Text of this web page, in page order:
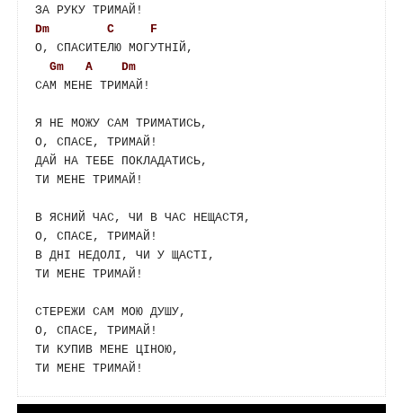
Dm
C
F
О, СПАСИТЕЛЮ МОГУТНІЙ,
Gm
A
Dm
САМ МЕНЕ ТРИМАЙ!
Я НЕ МОЖУ САМ ТРИМАТИСЬ,
О, СПАСЕ, ТРИМАЙ!
ДАЙ НА ТЕБЕ ПОКЛАДАТИСЬ,
ТИ МЕНЕ ТРИМАЙ!
В ЯСНИЙ ЧАС, ЧИ В ЧАС НЕЩАСТЯ,
О, СПАСЕ, ТРИМАЙ!
В ДНІ НЕДОЛІ, ЧИ У ЩАСТІ,
ТИ МЕНЕ ТРИМАЙ!
СТЕРЕЖИ САМ МОЮ ДУШУ,
О, СПАСЕ, ТРИМАЙ!
ТИ КУПИВ МЕНЕ ЦІНОЮ,